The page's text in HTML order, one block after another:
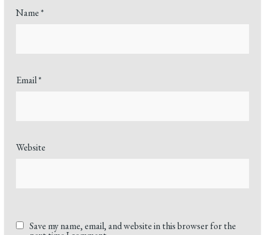
Name*
Email*
Website
Save my name, email, and website in this browser for the